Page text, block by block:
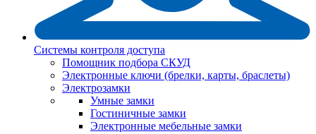
Системы контроля доступа
Помощник подбора СКУД
Электронные ключи (брелки, карты, браслеты)
Электрозамки
Умные замки
Гостиничные замки
Электронные мебельные замки